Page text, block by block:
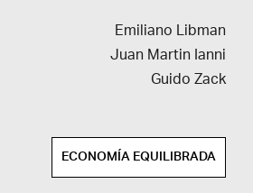
Emiliano Libman
Juan Martin Ianni
Guido Zack
ECONOMÍA EQUILIBRADA